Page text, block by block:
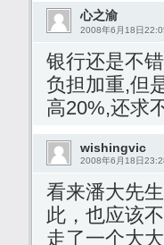
心之渝
2008年6月18日
银行还是不
负担加重,但
高20%,还求
wishingvic
2008年6月18日
看来潘大先
此，也应该
走了一个大